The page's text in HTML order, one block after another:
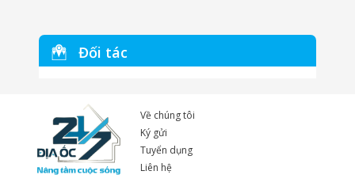
Đối tác
Về chúng tôi
Ký gửi
Tuyển dụng
Liên hệ